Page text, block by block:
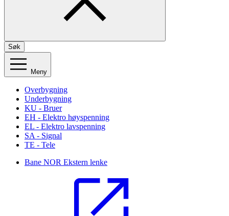
Søk
Meny
Overbygning
Underbygning
KU - Bruer
EH - Elektro høyspenning
EL - Elektro lavspenning
SA - Signal
TE - Tele
Bane NOR Ekstern lenke